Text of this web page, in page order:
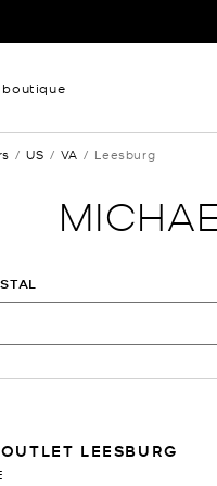
boutique
US VA Leesburg
LEESBURG